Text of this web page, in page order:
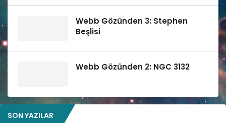
Webb Gözünden 3: Stephen
Beşlisi
Webb Gözünden 2: NGC 3132
SON YAZILAR